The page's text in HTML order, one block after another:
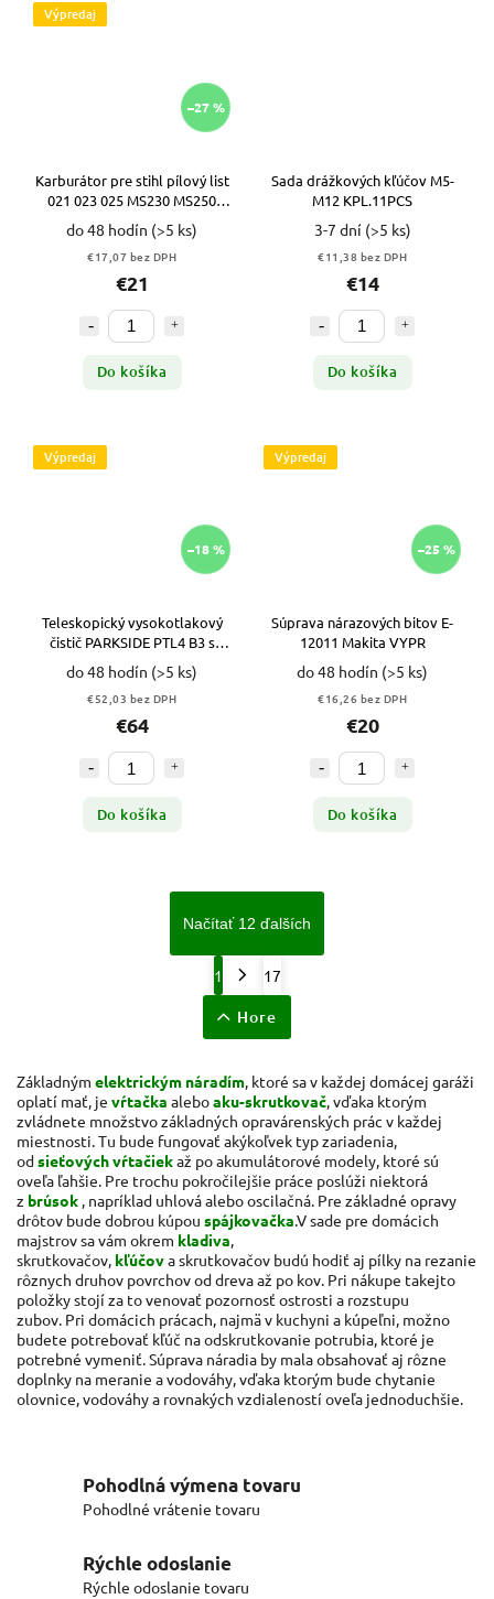
Výpredaj
–27 %
Karburátor pre stihl pílový list
021 023 025 MS230 MS250
tesnenie tlmiča karburátora
VYPR
do 48 hodín (>5 ks)
€17,07 bez DPH
€21
Do košíka
Sada drážkových kľúčov M5-
M12 KPL.11PCS
3-7 dní (>5 ks)
€11,38 bez DPH
€14
Do košíka
Výpredaj
–18 %
Teleskopický vysokotlakový
čistič PARKSIDE PTL4 B3 s
dosahom 5m VYPR
do 48 hodín (>5 ks)
€52,03 bez DPH
€64
Do košíka
Výpredaj
–25 %
Súprava nárazových bitov E-
12011 Makita VYPR
do 48 hodín (>5 ks)
€16,26 bez DPH
€20
Do košíka
Načítať 12 ďalších
1 17
Hore
Základným elektrickým náradím, ktoré sa v každej domácej garáži
oplatí mať, je vŕtačka aleboaku-skrutkovač, vďaka ktorým
zvládnete množstvo základných opravárenských prác v každej
miestnosti. Tu bude fungovať akýkoľvek typ zariadenia,
odsieťových vŕtačiekaž po akumulátorové modely, ktoré sú
oveľa ľahšie. Pre trochu pokročilejšie práce poslúži niektorá
z brúsok , napríklad uhlová alebo oscilačná. Pre základné opravy
drôtov bude dobrou kúpou spájkovačka.V sade pre domácich
majstrov sa vám okrem kladiva,
skrutkovačov, kľúčova skrutkovačov budú hodiť aj pílky na rezanie
rôznych druhov povrchov od dreva až po kov. Pri nákupe takejto
položky stojí za to venovať pozornosť ostrosti a rozstupu
zubov. Pri domácich prácach, najmä v kuchyni a kúpeľni, možno
budete potrebovať kľúč na odskrutkovanie potrubia, ktoré je
potrebné vymeniť. Súprava náradia by mala obsahovať aj rôzne
doplnky na meranie a vodováhy, vďaka ktorým bude chytanie
olovnice, vodováhy a rovnakých vzdialeností oveľa jednoduchšie.
Pohodlná výmena tovaru
Pohodlné vrátenie tovaru
Rýchle odoslanie
Rýchle odoslanie tovaru